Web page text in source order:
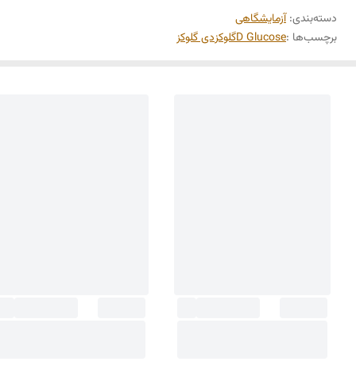
دسته‌بندی:آزمایشگاهی
برچسب‌ها :D Glucoseگلوکزدی گلوکز